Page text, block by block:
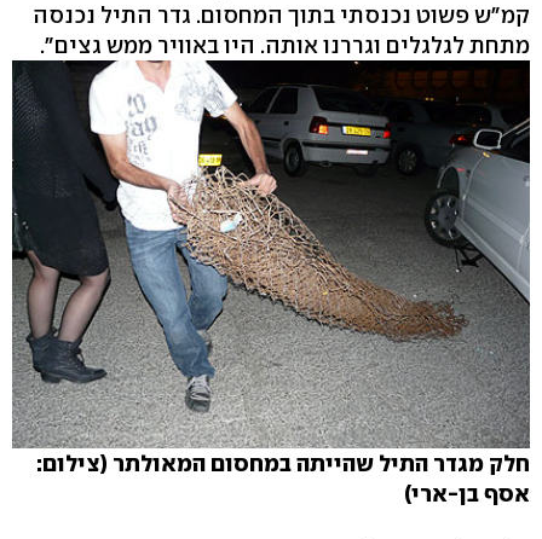
קמ"ש פשוט נכנסתי בתוך המחסום. גדר התיל נכנסה
מתחת לגלגלים וגררנו אותה. היו באוויר ממש גצים".
חלק מגדר התיל שהייתה במחסום המאולתר (צילום:
אסף בן-ארי)